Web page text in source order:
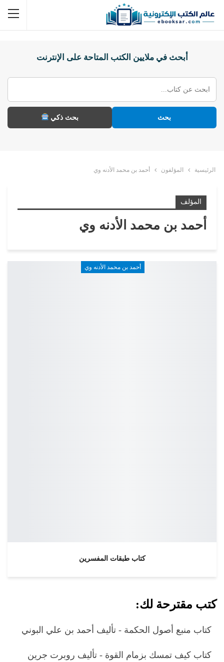
أبحث في ملايين الكتب المتاحة على الإنترنت
بحث بحث ذكي
الرئيسية المؤلفون أحمد بن محمد الأدنه وي
المؤلف
أحمد بن محمد الأدنه وي
أحمد بن محمد الأدنه وي
كتاب طبقات المفسرين
كتب مقترحة لك:
كتاب منبع أصول الحكمة - تأليف أحمد بن علي البوني
كتاب كيف تمسك بزمام القوة - تأليف روبرت جرين